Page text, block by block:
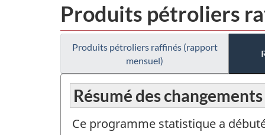
Produits pétroliers
Produits pétroliers raffinés (rapport
mensuel)
Résumé des changements
Ce programme statistique a